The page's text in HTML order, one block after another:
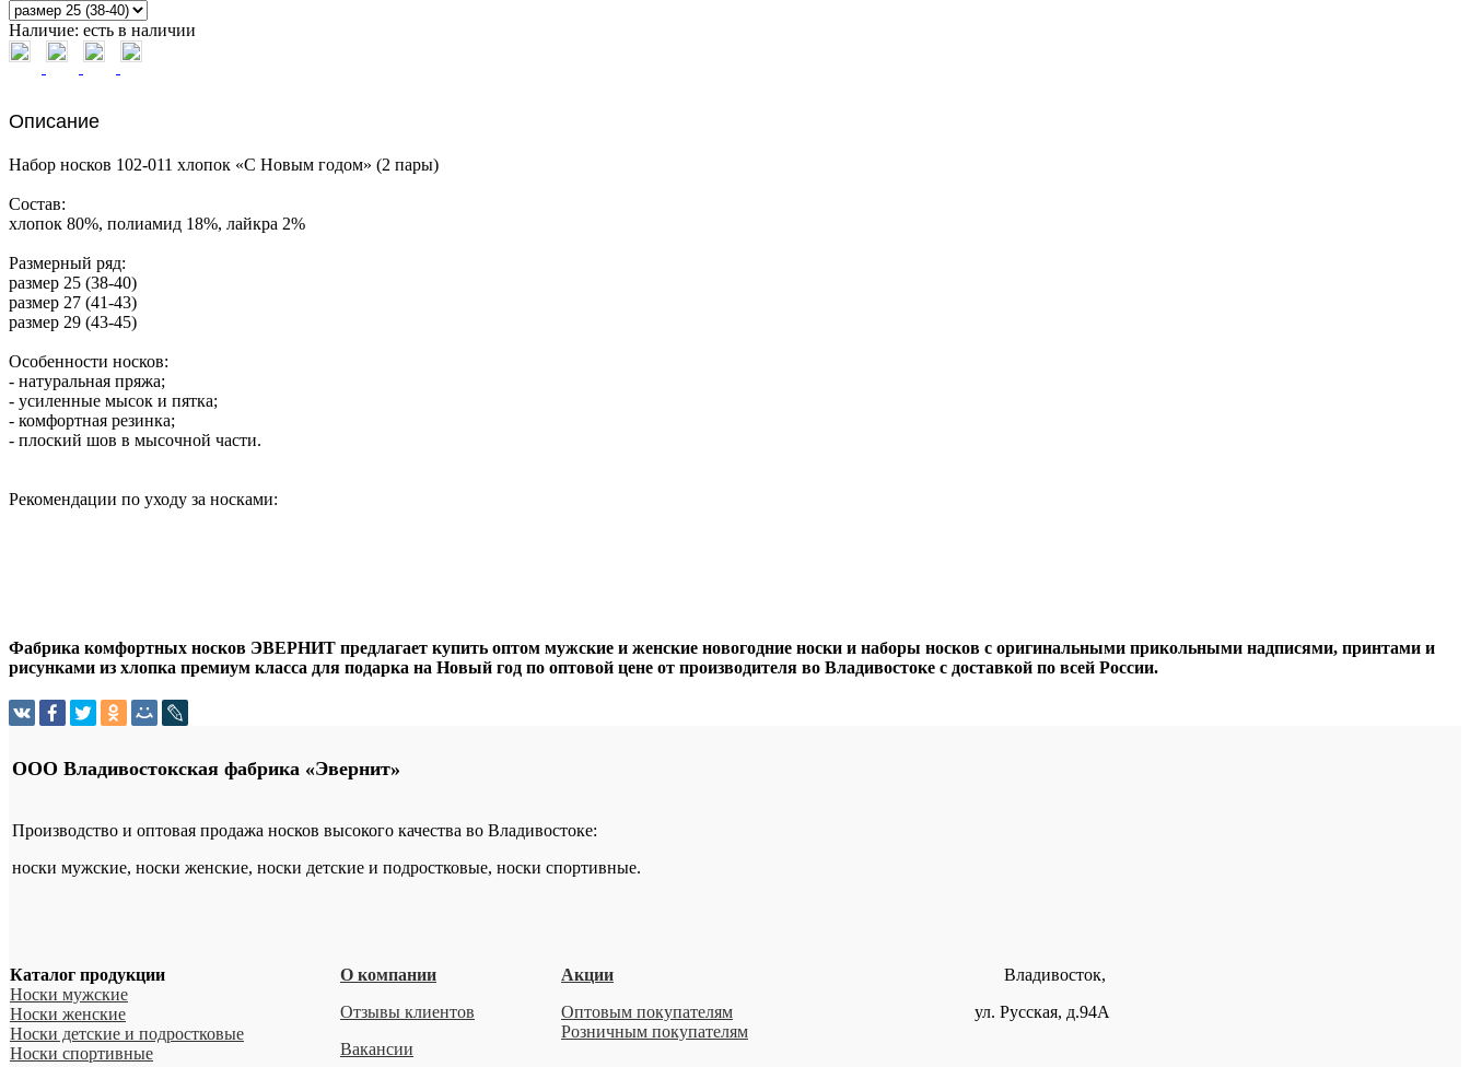
Наличие: есть в наличии
Описание
Набор носков 102-011 хлопок «С Новым годом» (2 пары)
Состав:
хлопок 80%, полиамид 18%, лайкра 2%
Размерный ряд:
размер 25 (38-40)
размер 27 (41-43)
размер 29 (43-45)
Особенности носков:
- натуральная пряжа;
- усиленные мысок и пятка;
- комфортная резинка;
- плоский шов в мысочной части.
Рекомендации по уходу за носками:
Фабрика комфортных носков ЭВЕРНИТ предлагает купить оптом мужские и женские новогодние носки и наборы носков с оригинальными прикольными надписями, принтами и
рисунками из хлопка премиум класса для подарка на Новый год по оптовой цене от производителя во Владивостоке с доставкой по всей России.
ООО Владивостокская фабрика «Эвернит»
Производство и оптовая продажа носков высокого качества во Владивостоке:
носки мужские, носки женские, носки детские и подростковые, носки спортивные.
Каталог продукции
Носки мужские
Носки женские
Носки детские и подростковые
Носки спортивные
О компании
Отзывы клиентов
Вакансии
Акции
Оптовым покупателям
Розничным покупателям
Владивосток,
ул. Русская, д.94А